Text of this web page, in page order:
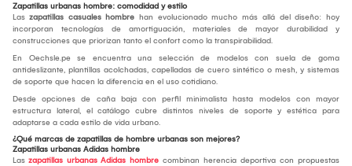
Zapatillas urbanas hombre: comodidad y estilo
Las zapatillas casuales hombre han evolucionado mucho más allá del diseño: hoy
incorporan tecnologías de amortiguación, materiales de mayor durabilidad y
construcciones que priorizan tanto el confort como la transpirabilidad.
En Oechsle.pe se encuentra una selección de modelos con suela de goma
antideslizante, plantillas acolchadas, capelladas de cuero sintético o mesh, y sistemas
de soporte que hacen la diferencia en el uso cotidiano.
Desde opciones de caña baja con perfil minimalista hasta modelos con mayor
estructura lateral, el catálogo cubre distintos niveles de soporte y estética para
adaptarse a cada estilo de vida urbano.
¿Qué marcas de zapatillas de hombre urbanas son mejores?
Zapatillas urbanas Adidas hombre
Las zapatillas urbanas Adidas hombre combinan herencia deportiva con propuestas